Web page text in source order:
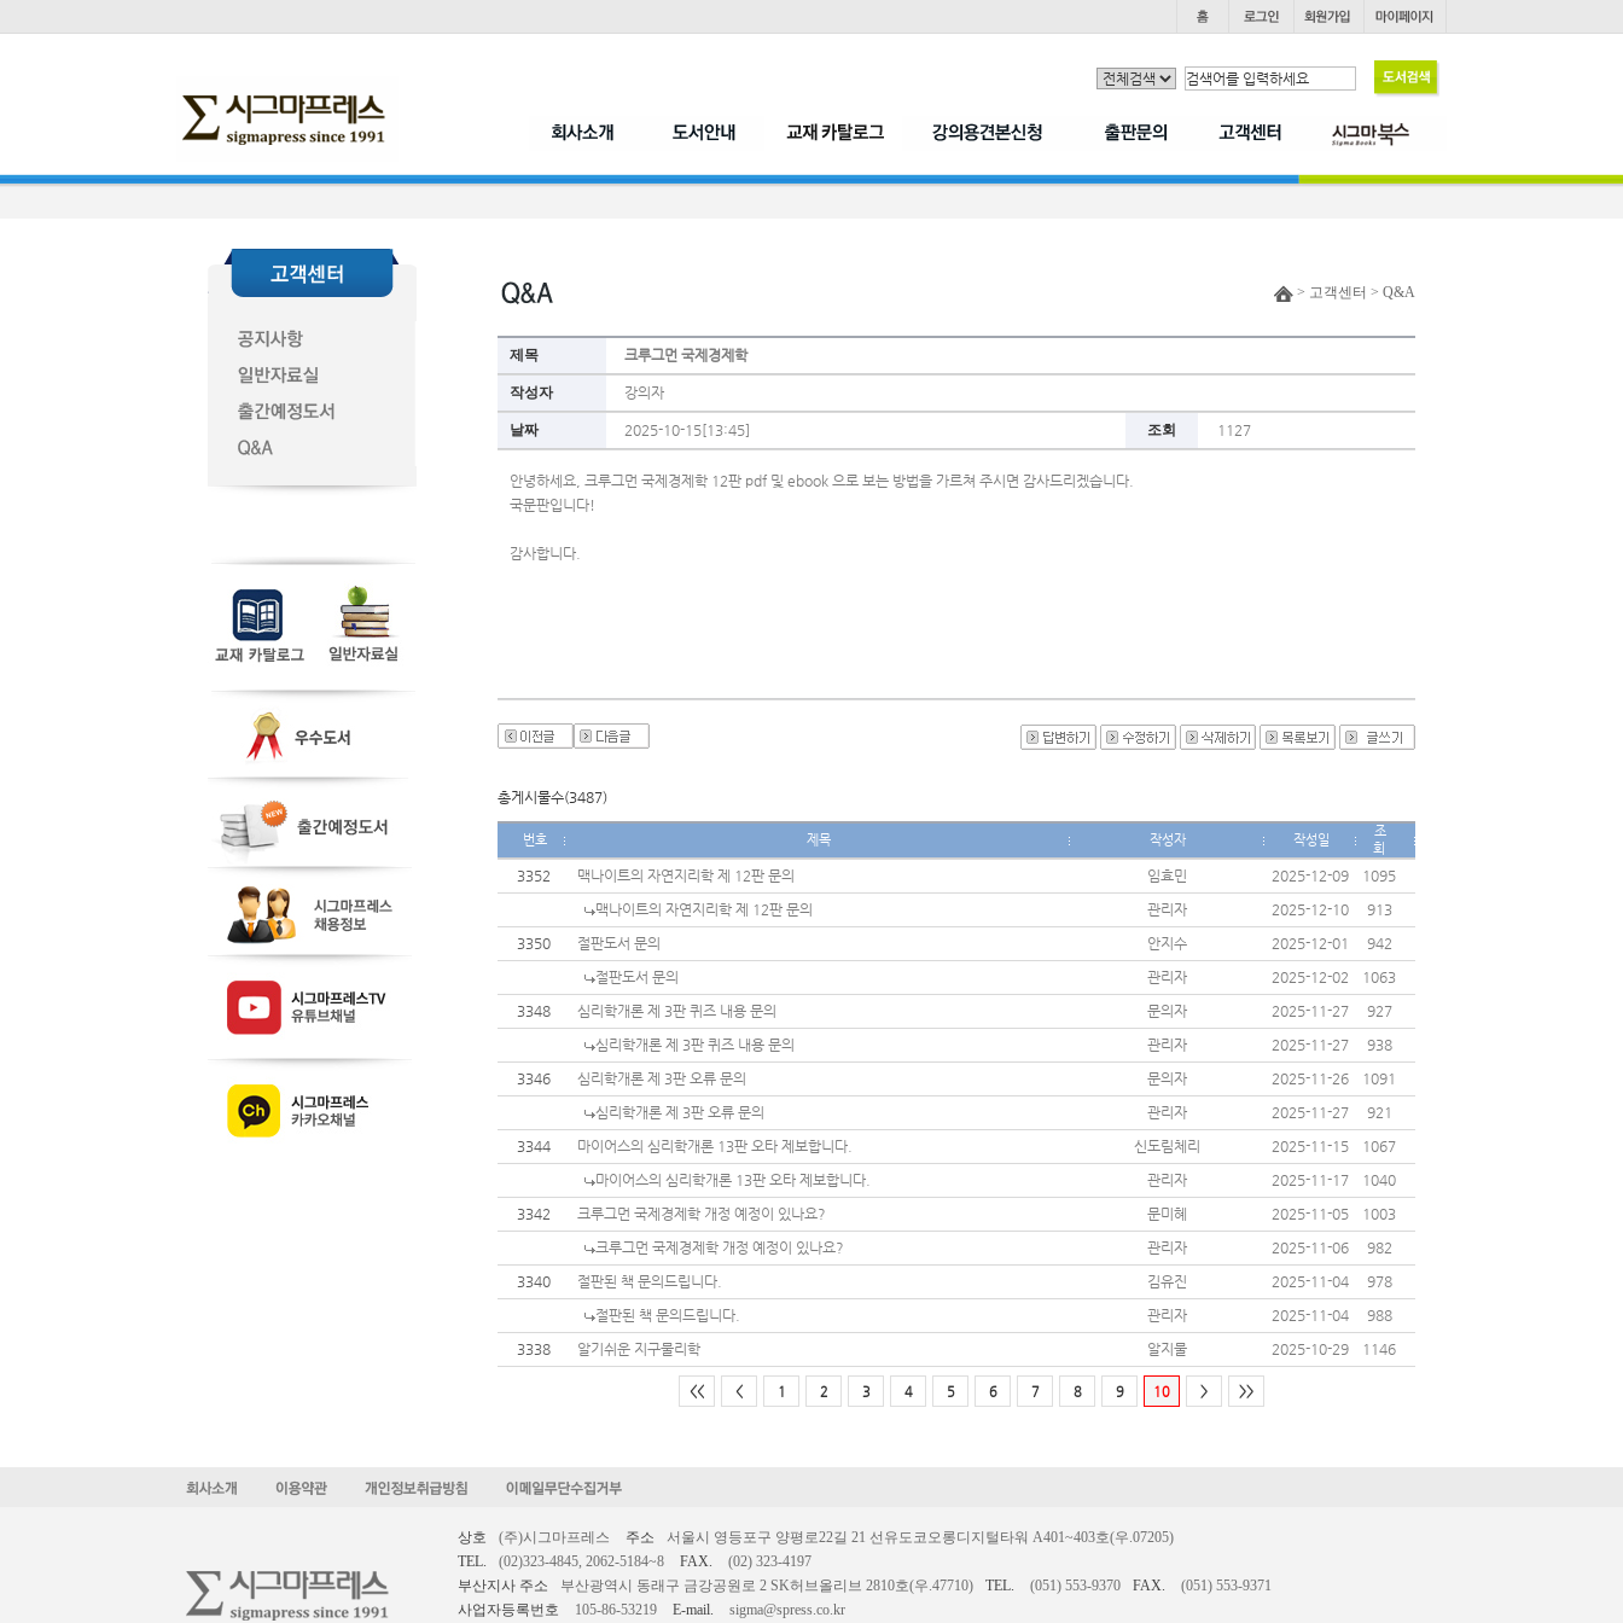
> 고객센터 > Q&A
제목 크루그먼 국제경제학
작성자 강의자
날짜 2025-10-15[13:45] 조회 1127
안녕하세요, 크루그먼 국제경제학 12판 pdf 및 ebook 으로 보는 방법을 가르쳐 주시면 감사드리겠습니다.
국문판입니다!
감사합니다.
총게시물수(3487)
번호 제목 작성자 작성일
조
회
3352 맥나이트의 자연지리학 제 12판 문의 임효민 2025-12-09
1095
맥나이트의 자연지리학 제 12판 문의
관리자 2025-12-10
913
3350
절판도서 문의 안지수 2025-12-01
942
절판도서 문의
관리자 2025-12-02
1063
3348
심리학개론 제 3판 퀴즈 내용 문의 문의자 2025-11-27
927
심리학개론 제 3판 퀴즈 내용 문의
관리자 2025-11-27
938
3346
심리학개론 제 3판 오류 문의 문의자 2025-11-26
1091
심리학개론 제 3판 오류 문의
관리자 2025-11-27
921
3344
마이어스의 심리학개론 13판 오타 제보합니다. 신도림체리 2025-11-15
1067
마이어스의 심리학개론 13판 오타 제보합니다.
관리자 2025-11-17
1040
3342
크루그먼 국제경제학 개정 예정이 있나요? 문미혜 2025-11-05
1003
크루그먼 국제경제학 개정 예정이 있나요?
관리자 2025-11-06
982
3340
절판된 책 문의드립니다. 김유진 2025-11-04
978
절판된 책 문의드립니다.
관리자 2025-11-04
988
3338
알기쉬운 지구물리학 알지물 2025-10-29 1146
<< < 1 2 3 4 5 6 7 8 9 10 > >>
상호 (주)시그마프레스 주소
서울시 영등포구 양평로22길 21 선유도코오롱디지털타워 A401~403호(우.07205)
TEL.
(02)323-4845, 2062-5184~8 FAX.
(02) 323-4197
부산지사 주소
부산광역시 동래구 금강공원로 2 SK허브올리브 2810호(우.47710) TEL. (051) 553-9370 FAX.
(051) 553-9371
사업자등록번호
105-86-53219 E-mail. sigma@spress.co.kr